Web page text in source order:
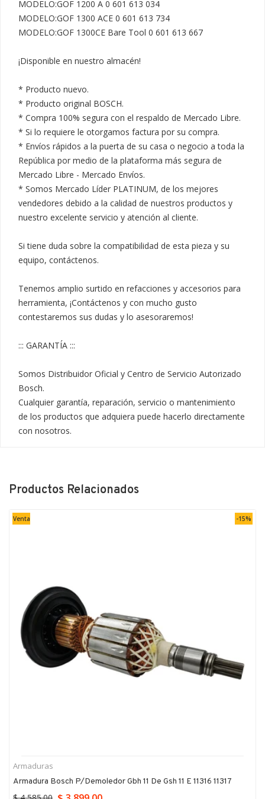
MODELO:GOF 1200 A 0 601 613 034
MODELO:GOF 1300 ACE 0 601 613 734
MODELO:GOF 1300CE Bare Tool 0 601 613 667
¡Disponible en nuestro almacén!
* Producto nuevo.
* Producto original BOSCH.
* Compra 100% segura con el respaldo de Mercado Libre.
* Si lo requiere le otorgamos factura por su compra.
* Envíos rápidos a la puerta de su casa o negocio a toda la
República por medio de la plataforma más segura de
Mercado Libre - Mercado Envíos.
* Somos Mercado Líder PLATINUM, de los mejores
vendedores debido a la calidad de nuestros productos y
nuestro excelente servicio y atención al cliente.
Si tiene duda sobre la compatibilidad de esta pieza y su
equipo, contáctenos.
Tenemos amplio surtido en refacciones y accesorios para
herramienta, ¡Contáctenos y con mucho gusto
contestaremos sus dudas y lo asesoraremos!
::: GARANTÍA :::
Somos Distribuidor Oficial y Centro de Servicio Autorizado
Bosch.
Cualquier garantía, reparación, servicio o mantenimiento
de los productos que adquiera puede hacerlo directamente
con nosotros.
Productos Relacionados
Venta -15%
Armaduras
Armadura Bosch P/demoledor Gbh 11 De Gsh 11 E 11316 11317